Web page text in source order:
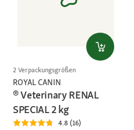
2 Verpackungsgrößen
ROYAL CANIN
® Veterinary RENAL
SPECIAL 2 kg
4.8 (16)